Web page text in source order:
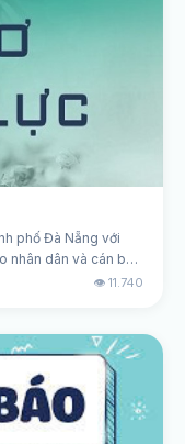
phố Đà Nẵng với
nhân dân và cán bộ
y bác sĩ có trình độ
👁️ 11.740